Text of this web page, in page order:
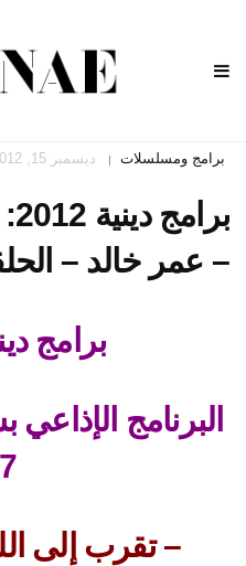
برامج ومسلسلات | ديسمبر 15, 2012
– عمر خالد – الحلقة
برامج دينية
البرنامج
– تقرب إلى